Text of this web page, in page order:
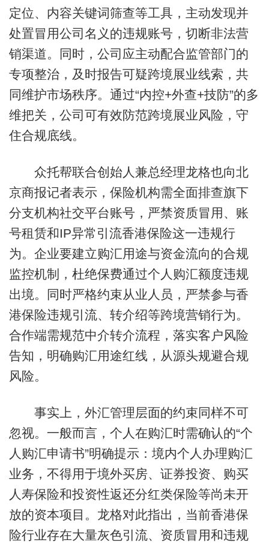
定位、内容关键词筛查等工具，主动发现并
处置冒用公司名义的违规账号，切断非法营
销渠道。同时，公司应主动配合监管部门的
专项整治，及时报告可疑跨境展业线索，共
同维护市场秩序。通过“内控+外查+技防”的多
维把关，公司可有效防范跨境展业风险，守
住合规底线。
众托帮联合创始人兼总经理龙格也向北
京商报记者表示，保险机构需全面排查旗下
分支机构社交平台账号，严禁资质冒用、账
号租赁和IP异常引流香港保险这一违规行
为。企业要建立购汇用途与资金流向的合规
监控机制，杜绝保费通过个人购汇额度违规
出境。同时严格约束从业人员，严禁参与香
港保险违规引流、转介绍等跨境营销行为。
合作端需规范中介转介流程，落实客户风险
告知，明确购汇用途红线，从源头规避合规
风险。
事实上，外汇管理层面的约束同样不可
忽视。一般而言，个人在购汇时需确认的“个
人购汇申请书”明确提示：境内个人办理购汇
业务，不得用于境外买房、证券投资、购买
人寿保险和投资性返还分红类保险等尚未开
放的资本项目。龙格对此指出，当前香港保
险行业存在大量灰色引流、资质冒用和违规